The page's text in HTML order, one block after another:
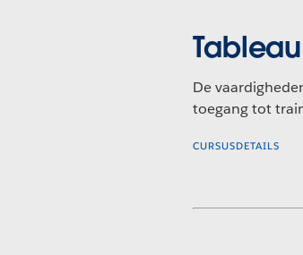
De
toegang tot
CURSUSDETAILS